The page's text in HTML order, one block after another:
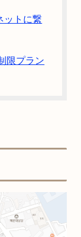
ットに繋
限プラン